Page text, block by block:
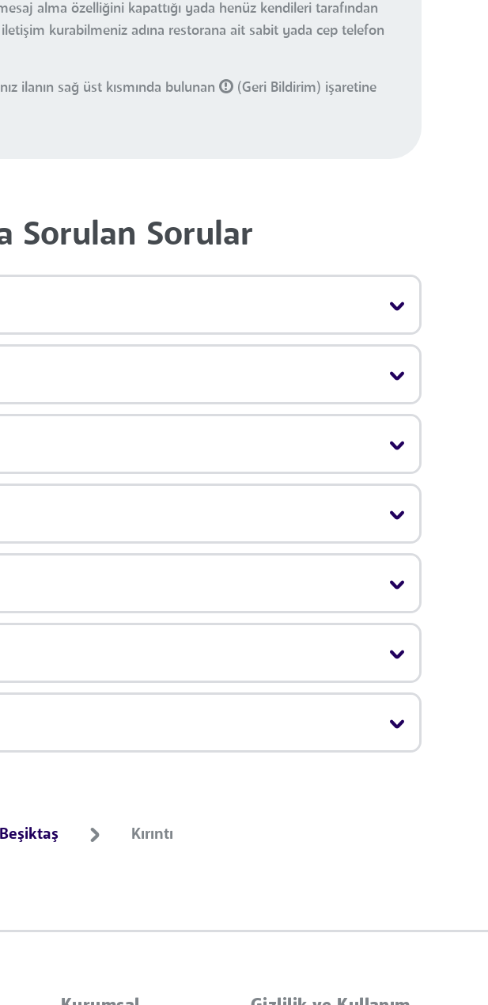
alma özelliğini kapattığı yada henüz kendileri tarafından
kurabilmeniz adına restorana ait sabit yada cep telefon
ilanın sağ üst kısmında bulunan
(Geri Bildirim) işaretine
Sorulan Sorular
Beşiktaş Kırıntı